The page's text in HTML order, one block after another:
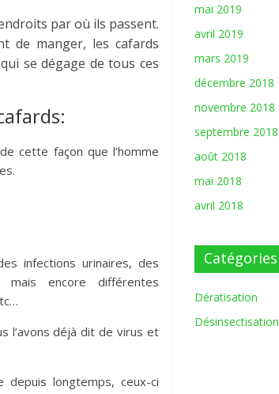
par où ils passent.
de manger, les cafards
se dégage de tous ces
cette façon que l’homme
infections urinaires, des
mais encore différentes
l’avons déjà dit de virus et
longtemps, ceux-ci
mai 2019
avril 2019
mars 2019
décembre 2018
novembre 2018
septembre 2018
août 2018
mai 2018
avril 2018
Catégories
Dératisation
Désinsectisation